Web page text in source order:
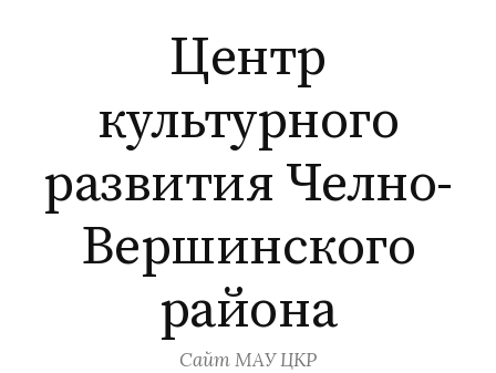
Центр
культурного
развития Челно-
Вершинского
района
Сайт МАУ ЦКР